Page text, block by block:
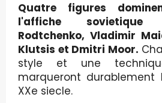
Quatre figures
l'affiche
Rodtchenko, Vladimir
Klutsis et Dmitri Moor.
style et une
marqueront durablement
XXe siecle.